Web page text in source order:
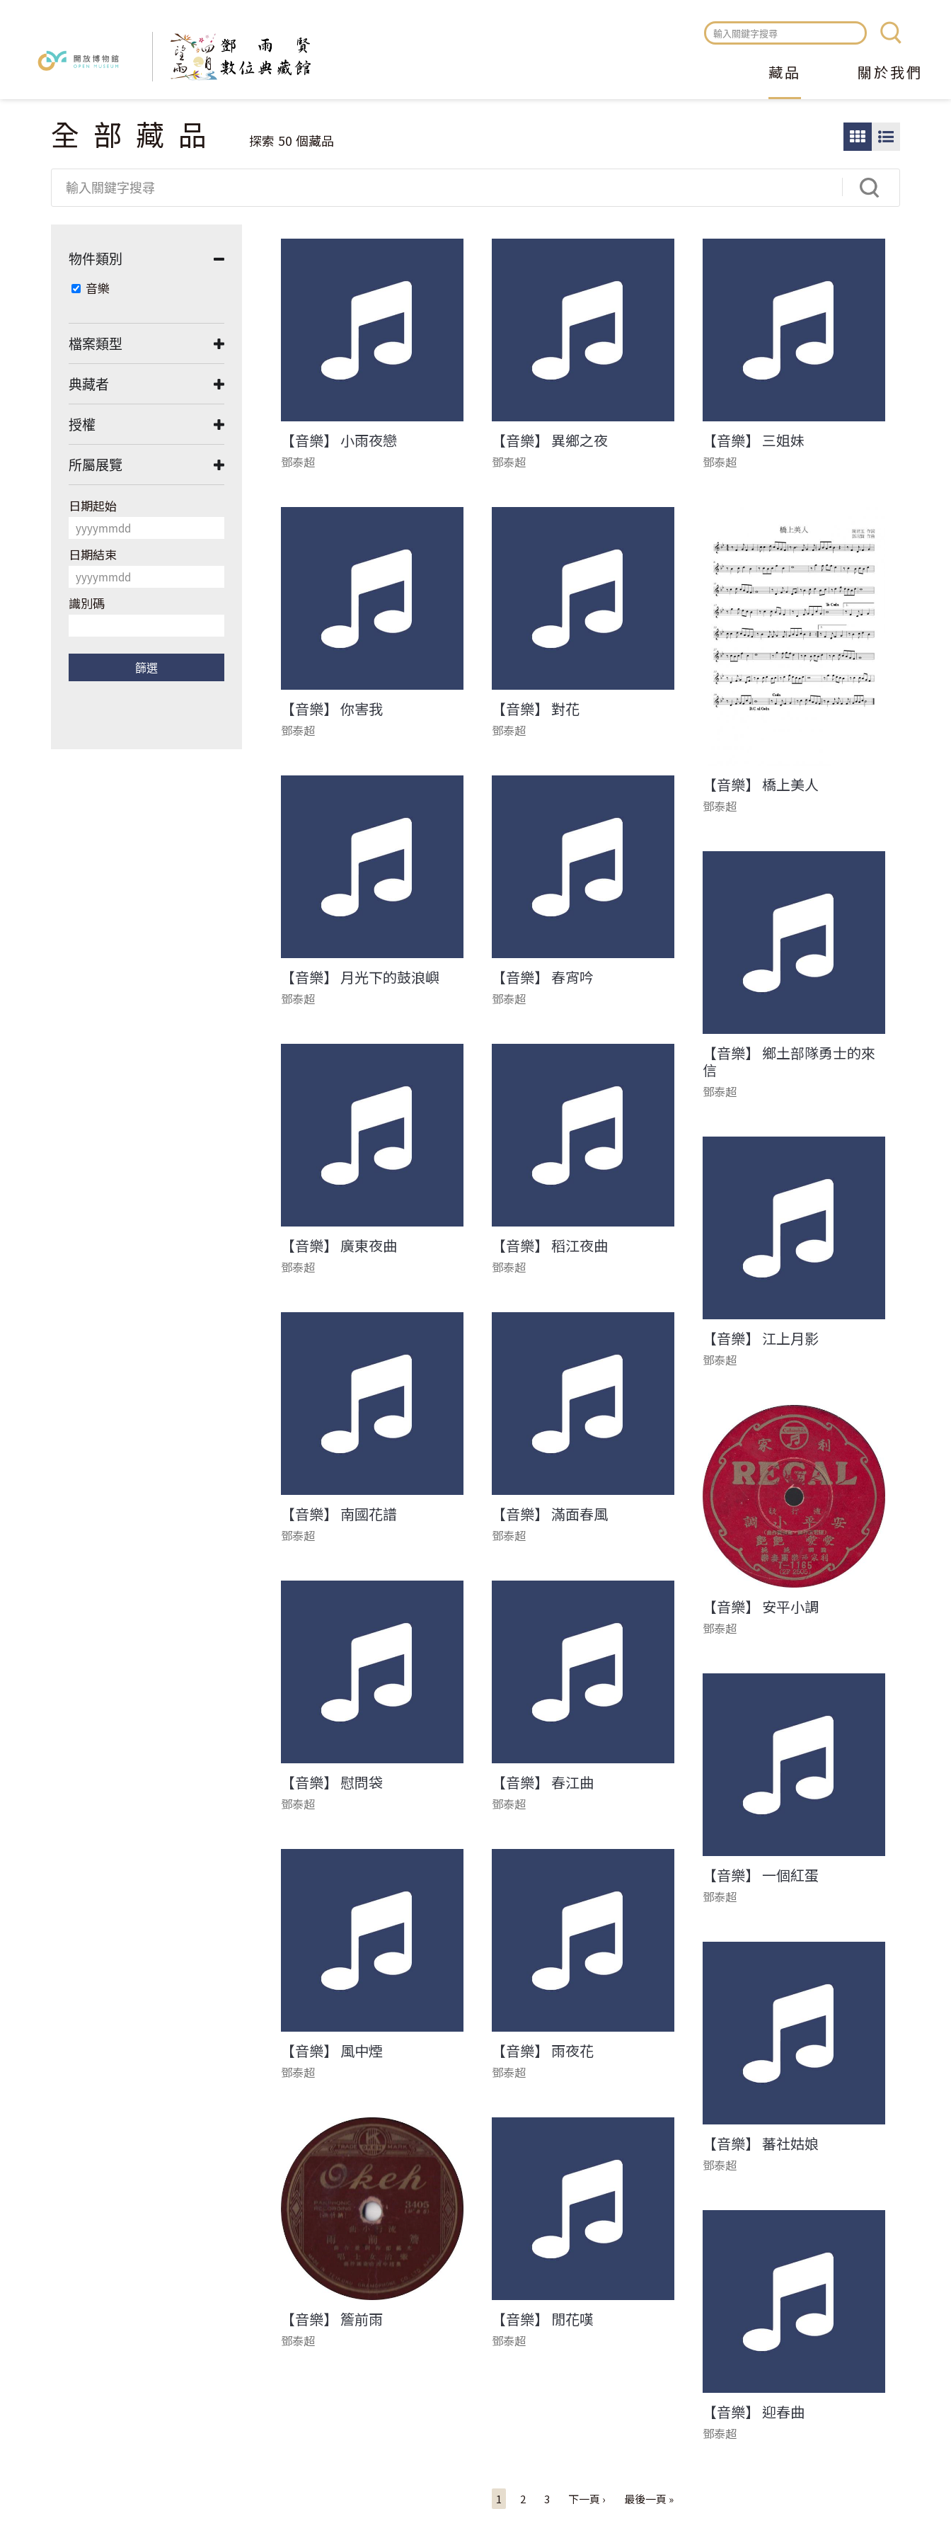
藏品 關於我們
您在這裡
全部藏品 探索 50 個藏品
圖
片
圖
文
【音樂】 小雨夜戀
鄧泰超
【音樂】 異鄉之夜
鄧泰超
【音樂】 三姐妹
鄧泰超
【音樂】 你害我
鄧泰超
【音樂】 對花
鄧泰超
【音樂】 橋上美人
鄧泰超
【音樂】 月光下的鼓浪嶼
鄧泰超
【音樂】 春宵吟
鄧泰超
【音樂】 鄉土部隊勇士的來
信
鄧泰超
【音樂】 廣東夜曲
鄧泰超
【音樂】 稻江夜曲
鄧泰超
【音樂】 江上月影
鄧泰超
【音樂】 南國花譜
鄧泰超
【音樂】 滿面春風
鄧泰超
【音樂】 安平小調
鄧泰超
【音樂】 慰問袋
鄧泰超
【音樂】 春江曲
鄧泰超
【音樂】 一個紅蛋
鄧泰超
【音樂】 風中煙
鄧泰超
【音樂】 雨夜花
鄧泰超
【音樂】 蕃社姑娘
鄧泰超
【音樂】 簷前雨
鄧泰超
【音樂】 閒花嘆
鄧泰超
【音樂】 迎春曲
鄧泰超
1 2 3 下一頁 › 最後一頁 »
物件類別
Remove 音樂 filter
音樂
檔案類型
典藏者
授權
所屬展覽
日期起始
日期結束
識別碼